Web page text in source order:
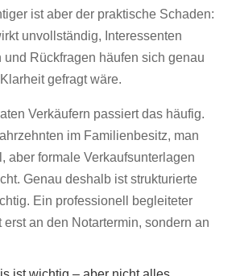
ist aber der praktische Schaden:
unvollständig, Interessenten
und Rückfragen häufen sich genau
gefragt wäre.
Verkäufern passiert das häufig.
im Familienbesitz, man
aber formale Verkaufsunterlagen
Genau deshalb ist strukturierte
Ein professionell begleiteter
erst an den Notartermin, sondern an